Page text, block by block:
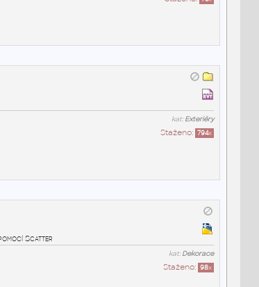
kat:Exteriéry
Staženo: 794x
Scatter
kat:Dekorace
Staženo: 98x